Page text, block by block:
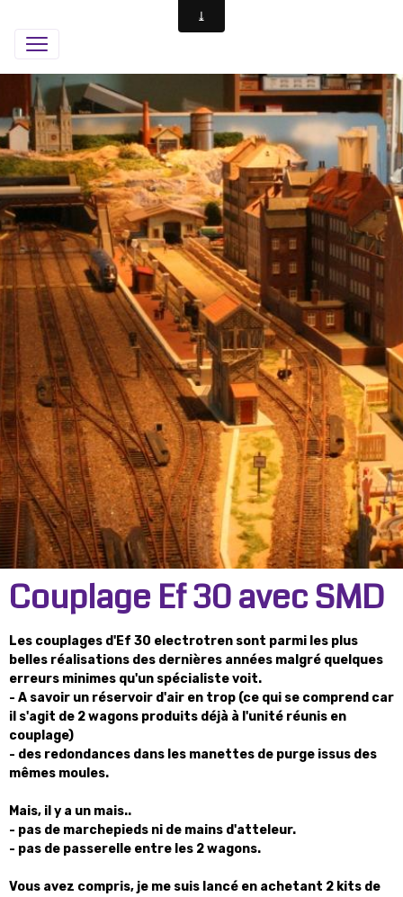
Couplage Ef 30 avec SMD
Les couplages d'Ef 30 electrotren sont parmi les plus
belles réalisations des dernières années malgré quelques
erreurs minimes qu'un spécialiste voit.
- A savoir un réservoir d'air en trop (ce qui se comprend car
il s'agit de 2 wagons produits déjà à l'unité réunis en
couplage)
- des redondances dans les manettes de purge issus des
mêmes moules.
Mais, il y a un mais..
- pas de marchepieds ni de mains d'atteleur.
- pas de passerelle entre les 2 wagons.
Vous avez compris, je me suis lancé en achetant 2 kits de